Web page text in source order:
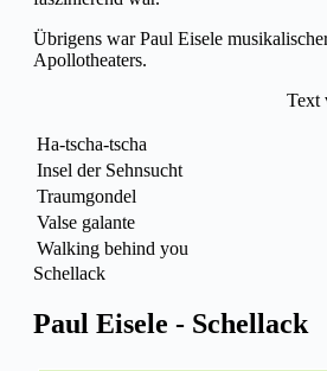
Übrigens war Paul Eisele
Apollotheaters.
Text
Ha-tscha-tscha
Insel der Sehnsucht
Traumgondel
Valse galante
Walking behind you
Schellack
Paul Eisele - Schellack